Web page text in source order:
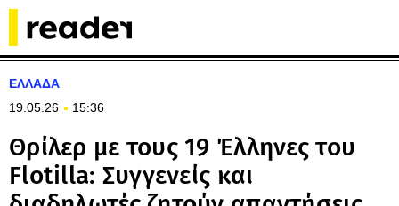
ΕΛΛΑΔΑ
19.05.26
15:36
Θρίλερ με τους 19 Έλληνες του
Flotilla: Συγγενείς και